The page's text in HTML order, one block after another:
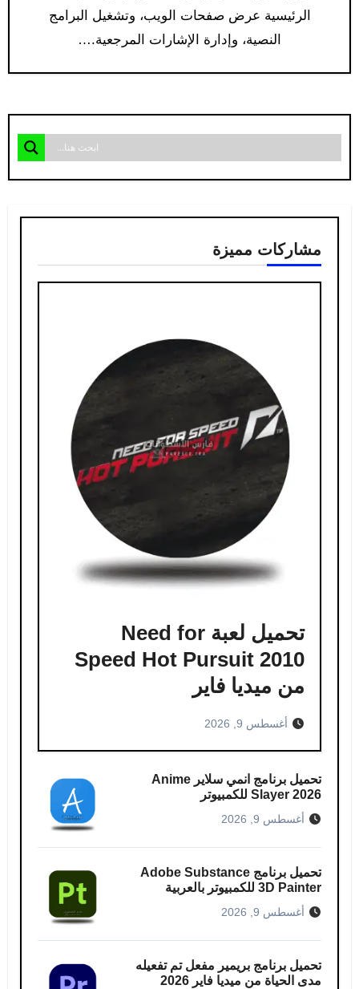
الرئيسية عرض صفحات الويب، وتشغيل البرامج
النصية، وإدارة الإشارات المرجعية.…
مشاركات مميزة
تحميل لعبة Need for
Speed Hot Pursuit 2010
من ميديا فاير
أغسطس 9, 2026
تحميل برنامج انمي سلاير​ Anime
Slayer 2026 للكمبيوتر
أغسطس 9, 2026
تحميل برنامج Adobe Substance
3D Painter للكمبيوتر بالعربية
أغسطس 9, 2026
تحميل برنامج بريمير مفعل تم تفعيله
مدى الحياة من ميديا ​​فاير 2026